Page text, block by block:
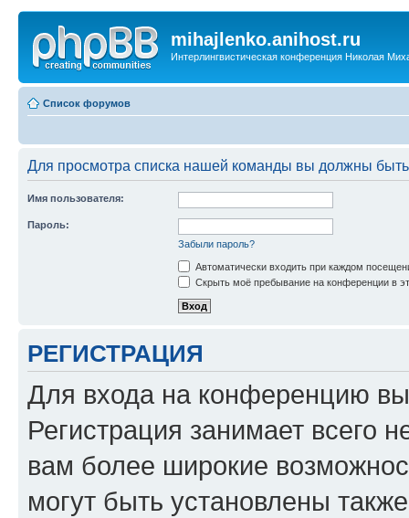
mihajlenko.anihost.ru
Интерлингвистическая конференция Николая
Список форумов
Для просмотра списка нашей команды вы должны
Имя пользователя:
Пароль:
Забыли пароль?
Автоматически входить при каждом
Скрыть моё пребывание на конференции в
РЕГИСТРАЦИЯ
Для входа на конференцию
Регистрация занимает всего
вам более широкие
могут быть установлены